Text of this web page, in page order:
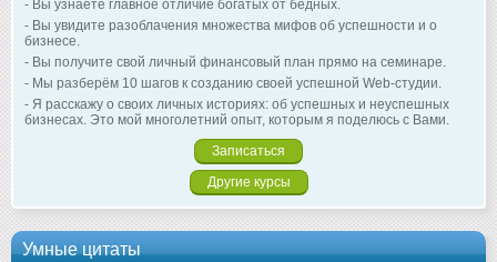
- Вы узнаете главное отличие богатых от бедных.
- Вы увидите разоблачения множества мифов об успешности и о
бизнесе.
- Вы получите свой личный финансовый план прямо на семинаре.
- Мы разберём 10 шагов к созданию своей успешной Web-студии.
- Я расскажу о своих личных историях: об успешных и неуспешных
бизнесах. Это мой многолетний опыт, которым я поделюсь с Вами.
Записаться
Другие курсы
Умные цитаты